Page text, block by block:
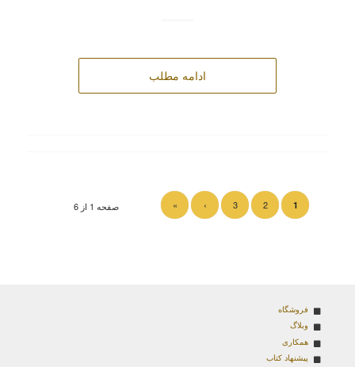
ادامه مطلب
صفحه 1 از 6 1
2
3
›
»
فروشگاه
وبلاگ
همکاری
پیشنهاد کتاب